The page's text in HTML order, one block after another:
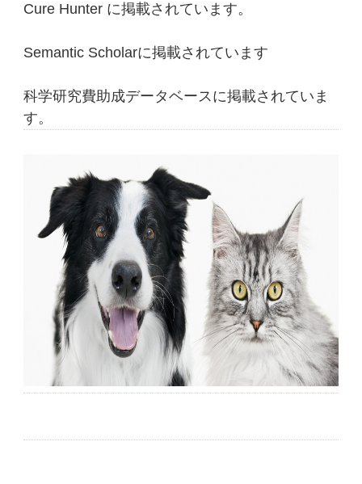
Cure Hunter に掲載されています。
Semantic Scholarに掲載されています
科学研究費助成データベースに掲載されていま
す。